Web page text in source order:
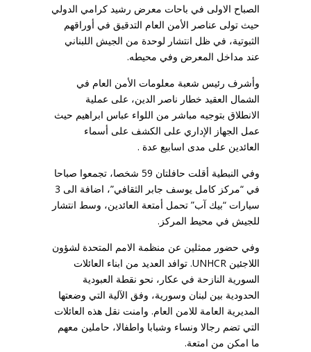
الصباح الاولى في باحات معرض رشيد كرامي الدولي
حيث تولى عناصر الأمن العام التدقيق في أوراقهم
الثبوتية، في ظل انتشار لوحدة من الجيش اللبناني
عند مداخل المعرض وفي محيطه.
وأشرف رئيس شعبة معلومات الأمن العام في
الشمال العقيد خطار ناصر الدين، على عملية
الانطلاق بتوجيه مباشر من اللواء عباس ابراهيم حيث
عمل الجهاز الإداري على الكشف على أسماء
العائدين على مدى اسابيع عدة .
وفي النبطية أقلت حافلتان 59 شخصا، تجمعوا صباحا
في “مركز كامل يوسف جابر الثقافي”، اضافة الى 3
سيارات “بيك آب” تحمل أمتعة العائدين، وسط انتشار
للجيش في محيط المركز.
وفي حضور ممثلين عن منظمة الامم المتحدة لشؤون
اللاجئين UNHCR. توافد العديد من ابناء العائلات
السورية النازحة في عكار، نحو نقطة العبودية
الحدودية بين لبنان وسورية، وفق الآلية التي وضعتها
المديرية العامة للامن العام. وامنت نقل هذه العائلات
التي تضم رجالا ونساء وشبابا واطفالا، حاملين معهم
ما امكن من امتعة.